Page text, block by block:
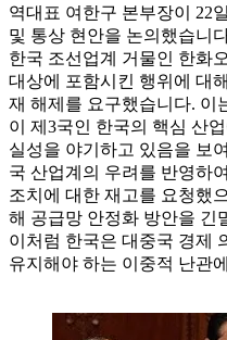
역대표 여한구 본부장이 22
및 통상 현안을 논의했습니
한국 조선업계 거물인 한화
대상에 포함시킨 행위에 대
재 해제를 요구했습니다. 이
이 제3국인 한국의 핵심 산
실성을 야기하고 있음을 보
국 산업계의 우려를 반영하
조치에 대한 재고를 요청했
해 공급망 안정화 방안을 긴
이처럼 한국은 대중국 경제
유지해야 하는 이중적 난관